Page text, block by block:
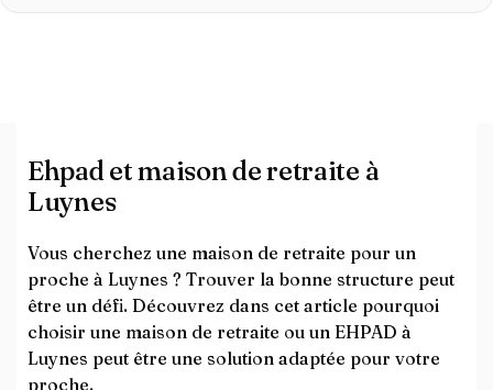
Ehpad et maison de retraite à
Luynes
Vous cherchez une maison de retraite pour un
proche à Luynes ? Trouver la bonne structure peut
être un défi. Découvrez dans cet article pourquoi
choisir une maison de retraite ou un EHPAD à
Luynes peut être une solution adaptée pour votre
proche.